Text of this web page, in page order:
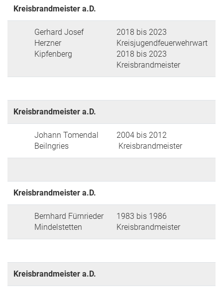
Kreisbrandmeister a.D.
Gerhard Josef
Herzner
Kipfenberg
2018 bis 2023
Kreisjugendfeuerwehrwart
2018 bis 2023
Kreisbrandmeister
Kreisbrandmeister a.D.
Johann Tomendal
Beilngries
2004 bis 2012
Kreisbrandmeister
Kreisbrandmeister a.D.
Bernhard Fürnrieder
Mindelstetten
1983 bis 1986
Kreisbrandmeister
Kreisbrandmeister a.D.